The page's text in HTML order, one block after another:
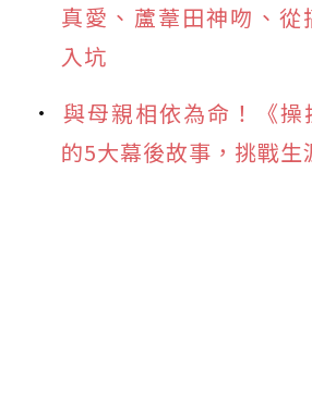
真愛、蘆葦田神吻、從
入坑
與母親相依為命！《操
的5大幕後故事，挑戰生